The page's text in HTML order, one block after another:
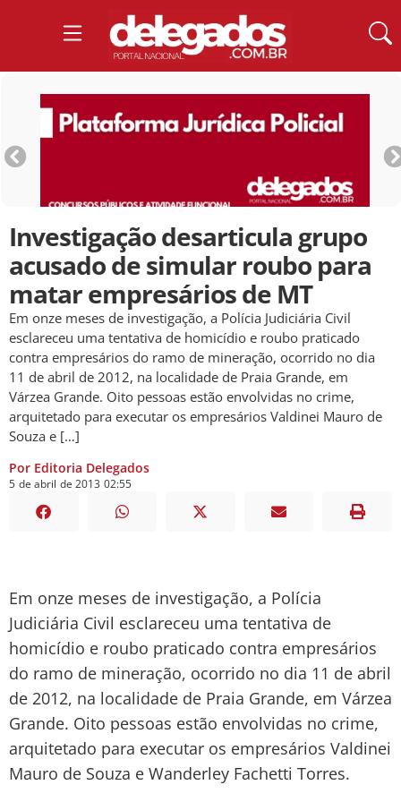
Investigação desarticula grupo
acusado de simular roubo para
matar empresários de MT
Em onze meses de investigação, a Polícia Judiciária Civil
esclareceu uma tentativa de homicídio e roubo praticado
contra empresários do ramo de mineração, ocorrido no dia
11 de abril de 2012, na localidade de Praia Grande, em
Várzea Grande. Oito pessoas estão envolvidas no crime,
arquitetado para executar os empresários Valdinei Mauro de
Souza e […]
Por Editoria Delegados
5 de abril de 2013 02:55
Em onze meses de investigação, a Polícia
Judiciária Civil esclareceu uma tentativa de
homicídio e roubo praticado contra empresários
do ramo de mineração, ocorrido no dia 11 de abril
de 2012, na localidade de Praia Grande, em Várzea
Grande. Oito pessoas estão envolvidas no crime,
arquitetado para executar os empresários Valdinei
Mauro de Souza e Wanderley Fachetti Torres.